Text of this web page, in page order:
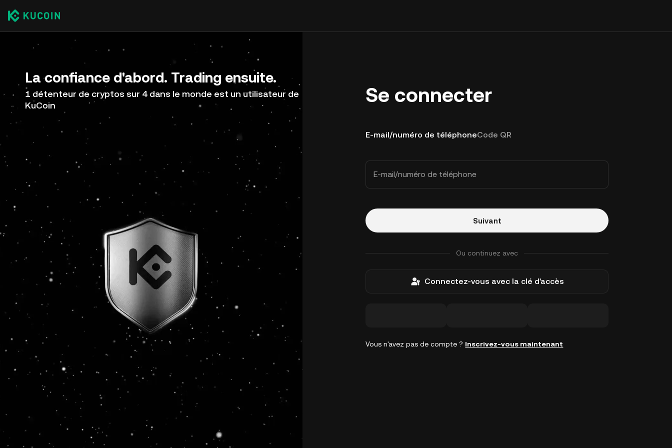
La confiance d'abord. Trading ensuite.
1 détenteur de cryptos sur 4 dans le monde est un utilisateur de
KuCoin
Se connecter
E-mail/numéro de téléphoneCode QR
E-mail/numéro de téléphone
Suivant
Ou continuez avec
Connectez-vous avec la clé d'accès
Vous n'avez pas de compte ? Inscrivez-vous maintenant